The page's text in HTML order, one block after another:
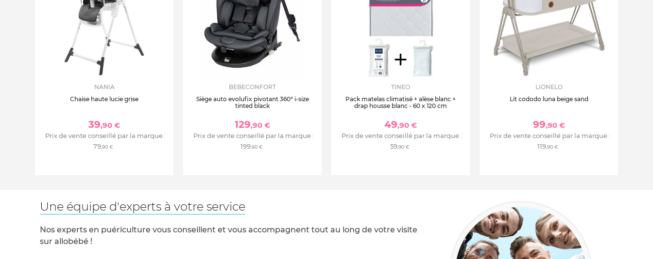
NANIA
Chaise haute lucie grise
39,90 €
Prix de vente conseillé par la marque :
79,90 €
BEBECONFORT
Siège auto evolufix pivotant 360° i-size
tinted black
129,90 €
Prix de vente conseillé par la marque :
199,90 €
TINEO
Pack matelas climatisé + alèse blanc +
drap housse blanc - 60 x 120 cm
49,90 €
Prix de vente conseillé par la marque :
59,90 €
LIONELO
Lit cododo luna beige sand
99,90 €
Prix de vente conseillé par la marque :
119,90 €
Une équipe d'experts à votre service
Nos experts en puériculture vous conseillent et vous accompagnent tout au long de votre visite
sur allobébé !